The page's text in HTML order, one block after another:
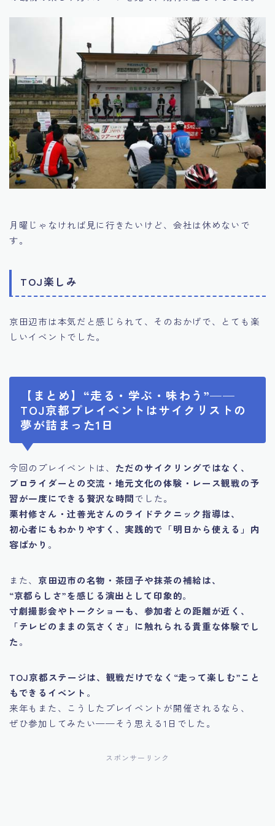
月曜じゃなければ見に行きたいけど、会社は休めないで
す。
TOJ楽しみ
京田辺市は本気だと感じられて、そのおかげで、とても楽
しいイベントでした。
【まとめ】“走る・学ぶ・味わう”——
TOJ京都プレイベントはサイクリストの
夢が詰まった1日
今回のプレイベントは、 ただのサイクリングではなく、
プロライダーとの交流・地元文化の体験・レース観戦の予
習が一度にできる贅沢な時間でした。
栗村修さん・辻善光さんのライドテクニック指導は、
初心者にもわかりやすく、実践的で「明日から使える」内
容ばかり 。
また、 京田辺市の名物・茶団子や抹茶の補給は、
“京都らしさ”を感じる演出として印象的。
寸劇撮影会やトークショーも、参加者との距離が近く、
「テレビのままの気さくさ」に触れられる貴重な体験でし
た。
TOJ京都ステージは、観戦だけでなく“走って楽しむ”こと
もできるイベント 。
来年もまた、こうしたプレイベントが開催されるなら、
ぜひ参加してみたい——そう思える1日でした。
スポンサーリンク